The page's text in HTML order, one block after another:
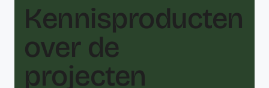
Kennisproducten
over de
projecten